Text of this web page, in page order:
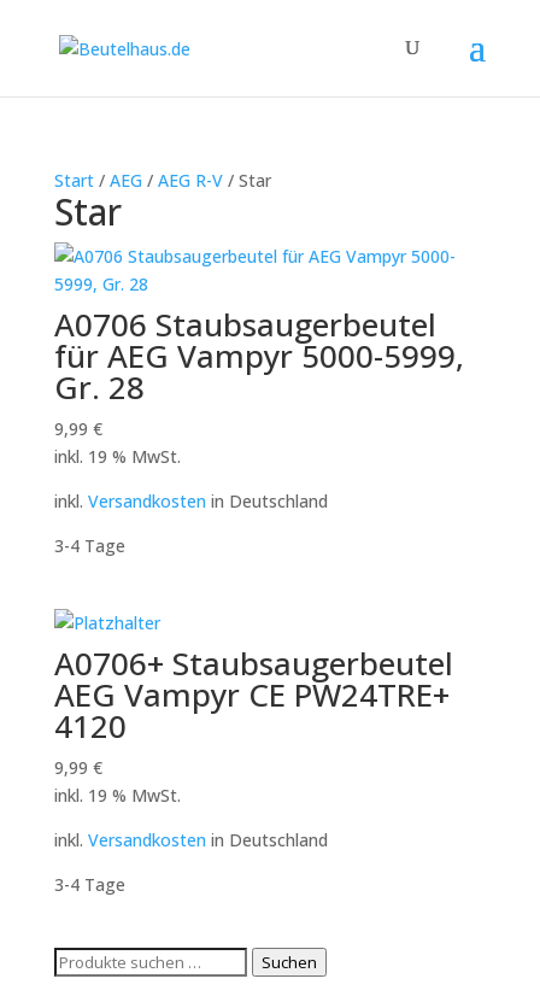
Start/ AEG / AEG R-V/ Star
Star
A0706 Staubsaugerbeutel
für AEG Vampyr 5000-5999,
Gr. 28
9,99 €
inkl. 19 % MwSt.
inkl. Versandkosten in Deutschland
3-4 Tage
A0706+ Staubsaugerbeutel
AEG Vampyr CE PW24TRE+
4120
9,99 €
inkl. 19 % MwSt.
inkl. Versandkosten in Deutschland
3-4 Tage
Suchen
Suchen